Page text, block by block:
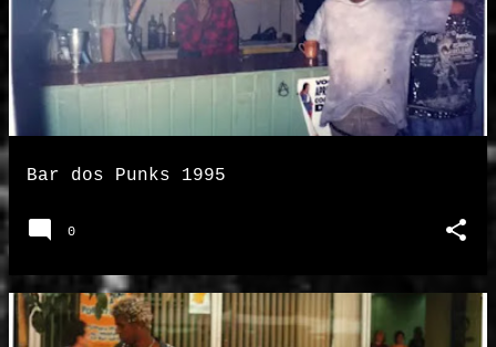
Bar dos Punks 1995
0